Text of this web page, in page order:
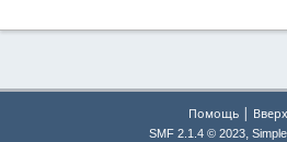
Помощь|
SMF 2.1.4 © 2023,